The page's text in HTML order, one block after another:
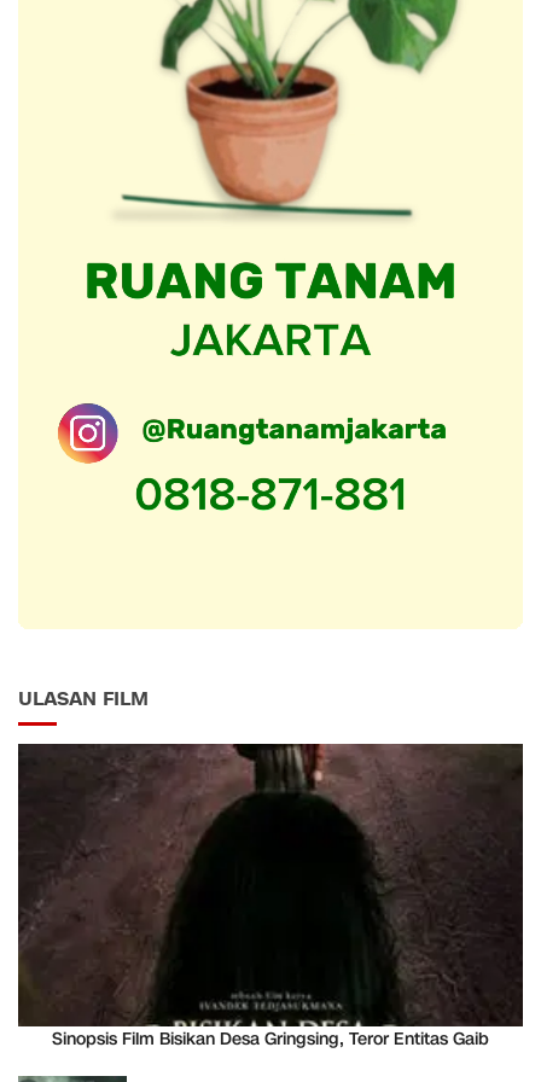
ULASAN FILM
Sinopsis Film Bisikan Desa Gringsing, Teror Entitas Gaib